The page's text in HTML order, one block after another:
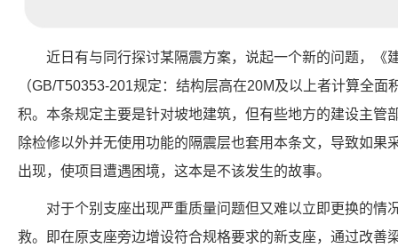
近日有与同行探讨某隔震方案，说起一个新的问题，《
（GB/T50353-201规定：结构层高在20M及以上者计算全
积。本条规定主要是针对坡地建筑，但有些地方的建设主管
除检修以外并无使用功能的隔震层也套用本条文，导致如果
出现，使项目遭遇困境，这本是不该发生的故事。
对于个别支座出现严重质量问题但又难以立即更换的情
救。即在原支座旁边增设符合规格要求的新支座，通过改善